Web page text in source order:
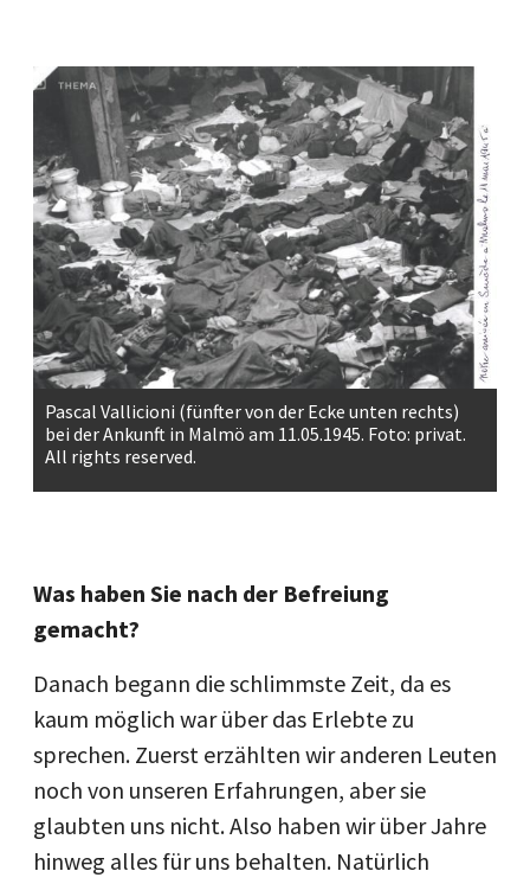
Pascal Vallicioni (fünfter von der Ecke unten rechts)
bei der Ankunft in Malmö am 11.05.1945. Foto: privat.
All rights reserved.
Was haben Sie nach der Befreiung
gemacht?
Danach begann die schlimmste Zeit, da es
kaum möglich war über das Erlebte zu
sprechen. Zuerst erzählten wir anderen Leuten
noch von unseren Erfahrungen, aber sie
glaubten uns nicht. Also haben wir über Jahre
hinweg alles für uns behalten. Natürlich